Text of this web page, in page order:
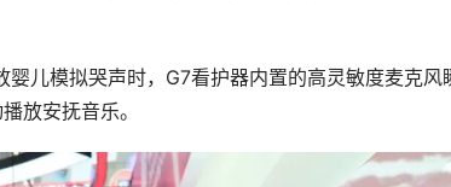
婴儿模拟哭声时，G7看护器内置的高灵敏度麦克风
放安抚音乐。